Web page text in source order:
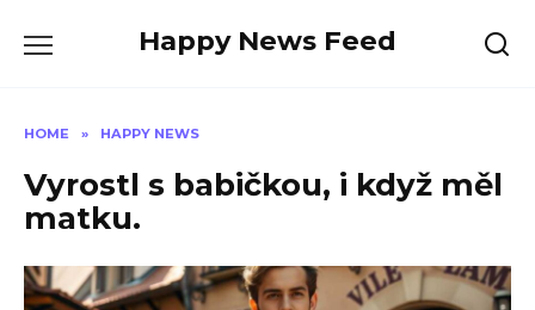
Happy News Feed
HOME » HAPPY NEWS
Vyrostl s babičkou, i když měl
matku.